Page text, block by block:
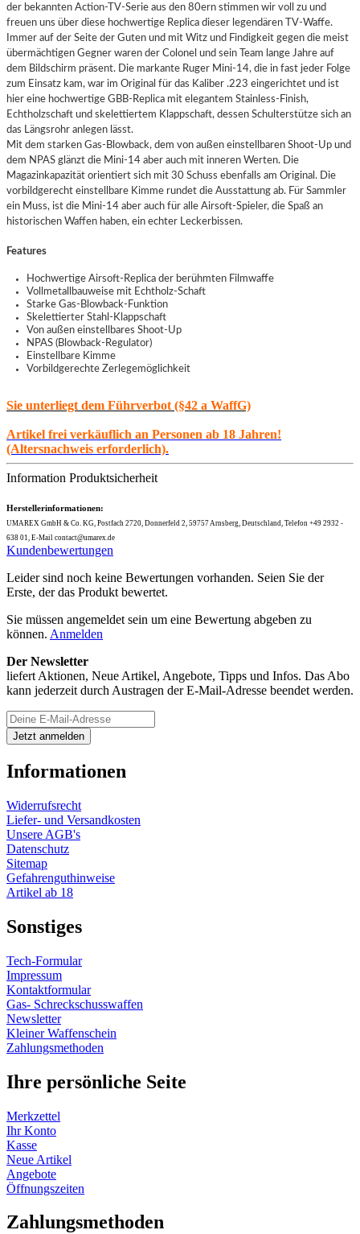
der bekannten Action-TV-Serie aus den 80ern stimmen wir voll zu und
freuen uns über diese hochwertige Replica dieser legendären TV-Waffe.
Immer auf der Seite der Guten und mit Witz und Findigkeit gegen die meist
übermächtigen Gegner waren der Colonel und sein Team lange Jahre auf
dem Bildschirm präsent. Die markante Ruger Mini-14, die in fast jeder Folge
zum Einsatz kam, war im Original für das Kaliber .223 eingerichtet und ist
hier eine hochwertige GBB-Replica mit elegantem Stainless-Finish,
Echtholzschaft und skelettiertem Klappschaft, dessen Schulterstütze sich an
das Längsrohr anlegen lässt.
Mit dem starken Gas-Blowback, dem von außen einstellbaren Shoot-Up und
dem NPAS glänzt die Mini-14 aber auch mit inneren Werten. Die
Magazinkapazität orientiert sich mit 30 Schuss ebenfalls am Original. Die
vorbildgerecht einstellbare Kimme rundet die Ausstattung ab. Für Sammler
ein Muss, ist die Mini-14 aber auch für alle Airsoft-Spieler, die Spaß an
historischen Waffen haben, ein echter Leckerbissen.
Features
Hochwertige Airsoft-Replica der berühmten Filmwaffe
Vollmetallbauweise mit Echtholz-Schaft
Starke Gas-Blowback-Funktion
Skelettierter Stahl-Klappschaft
Von außen einstellbares Shoot-Up
NPAS (Blowback-Regulator)
Einstellbare Kimme
Vorbildgerechte Zerlegemöglichkeit
Sie unterliegt dem Führverbot (§42 a WaffG)
Artikel frei verkäuflich an Personen ab 18 Jahren!
(Altersnachweis erforderlich).
Information Produktsicherheit
Herstellerinformationen:
UMAREX GmbH & Co. KG, Postfach 2720, Donnerfeld 2, 59757 Arnsberg, Deutschland, Telefon +49 2932 -
638 01, E-Mail contact@umarex.de
Kundenbewertungen
Leider sind noch keine Bewertungen vorhanden. Seien Sie der
Erste, der das Produkt bewertet.
Sie müssen angemeldet sein um eine Bewertung abgeben zu
können. Anmelden
Der Newsletter
liefert Aktionen, Neue Artikel, Angebote, Tipps und Infos. Das Abo
kann jederzeit durch Austragen der E-Mail-Adresse beendet werden.
Informationen
Widerrufsrecht
Liefer- und Versandkosten
Unsere AGB's
Datenschutz
Sitemap
Gefahrenguthinweise
Artikel ab 18
Sonstiges
Tech-Formular
Impressum
Kontaktformular
Gas- Schreckschusswaffen
Newsletter
Kleiner Waffenschein
Zahlungsmethoden
Ihre persönliche Seite
Merkzettel
Ihr Konto
Kasse
Neue Artikel
Angebote
Öffnungszeiten
Zahlungsmethoden